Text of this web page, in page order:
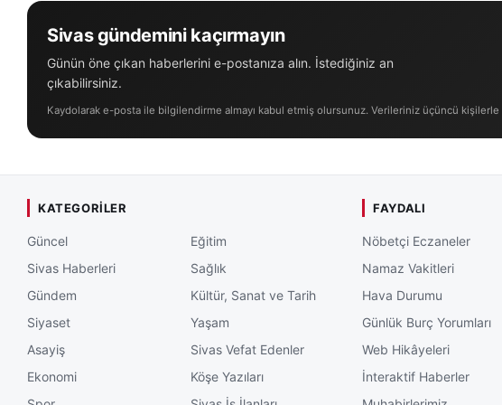
Sivas gündemini kaçırmayın
Günün öne çıkan haberlerini e-postanıza alın. İstediğiniz an
çıkabilirsiniz.
Kaydolarak e-posta ile bilgilendirme almayı kabul etmiş olursunuz. Verileriniz üçüncü kişilerle
KATEGORILER
Güncel
Sivas Haberleri
Gündem
Siyaset
Asayiş
Ekonomi
Eğitim
Sağlık
Kültür, Sanat ve Tarih
Yaşam
Sivas Vefat Edenler
Köşe Yazıları
FAYDALI
Nöbetçi Eczaneler
Namaz Vakitleri
Hava Durumu
Günlük Burç Yorumları
Web Hikâyeleri
İnteraktif Haberler